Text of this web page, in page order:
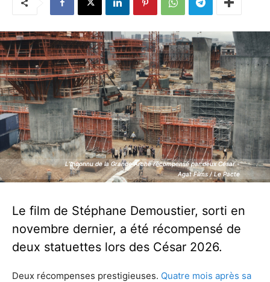
L’Inconnu de la Grande Arche récompensé par deux César -
Agat Films / Le Pacte
L’Inconnu de la Grande Arche récompensé par deux César -
Agat Films / Le Pacte
Le film de Stéphane Demoustier, sorti en
novembre dernier, a été récompensé de
deux statuettes lors des César 2026.
Deux récompenses prestigieuses. Quatre mois après sa